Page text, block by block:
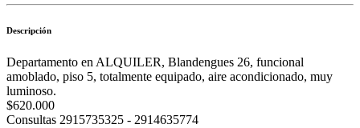
Descripción
Departamento en ALQUILER, Blandengues 26, funcional
amoblado, piso 5, totalmente equipado, aire acondicionado, muy
luminoso.
$620.000
Consultas 2915735325 - 2914635774